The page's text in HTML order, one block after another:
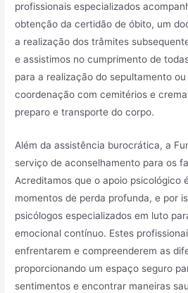
profissionais especializados
obtenção da certidão de óbito, um
a realização dos trâmites
e assistimos no cumprimento de
para a realização do sepultamento
coordenação com cemitérios e
preparo e transporte do corpo.
Além da assistência burocrática, a
serviço de aconselhamento para os
Acreditamos que o apoio psicológico
momentos de perda profunda, e por
psicólogos especializados em luto
emocional contínuo. Estes
enfrentarem e compreenderem as
proporcionando um espaço seguro
sentimentos e encontrar maneiras